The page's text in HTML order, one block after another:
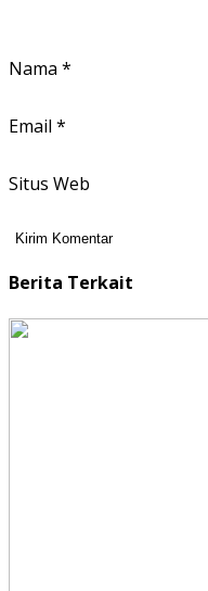
Nama *
Email *
Situs Web
Berita Terkait